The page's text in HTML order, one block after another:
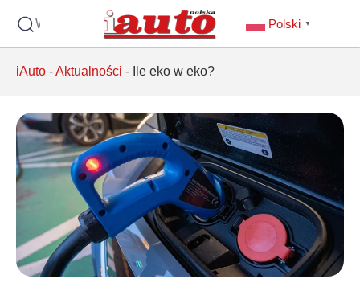
Wyszukaj Polski ▼
iAuto -Aktualności - Ile eko w eko?